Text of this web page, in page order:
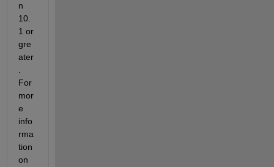
n
10.
1 or
gre
ater
For
mor
e
info
rma
tion
on